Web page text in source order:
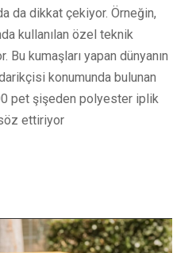
da dikkat çekiyor. Örneğin,
kullanılan özel teknik
kumaşları yapan dünyanın
konumunda bulunan
pet şişeden polyester iplik
ettiriyor